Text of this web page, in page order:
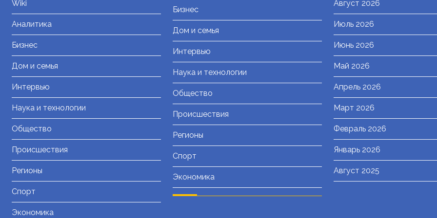
Wiki
Аналитика
Бизнес
Дом и семья
Интервью
Наука и технологии
Общество
Происшествия
Регионы
Спорт
Экономика
Бизнес
Дом и семья
Интервью
Наука и технологии
Общество
Происшествия
Регионы
Спорт
Экономика
Август 2026
Июль 2026
Июнь 2026
Май 2026
Апрель 2026
Март 2026
Февраль 2026
Январь 2026
Август 2025